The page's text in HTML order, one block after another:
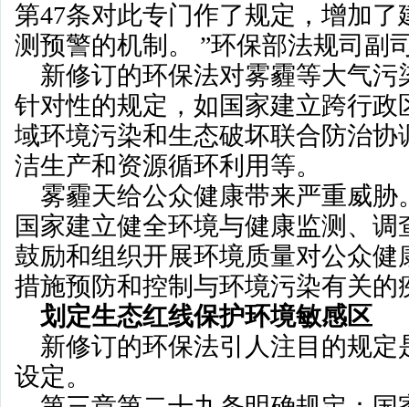
第47条对此专门作了规定，增加
测预警的机制。 ”环保部法规司副
新修订的环保法对雾霾等大气污
针对性的规定，如国家建立跨行政
域环境污染和生态破坏联合防治协
洁生产和资源循环利用等。
雾霾天给公众健康带来严重威胁
国家建立健全环境与健康监测、
鼓励和组织开展环境质量对公众健
措施预防和控制与环境污染有关的
划定生态红线保护环境敏感区
新修订的环保法引人注目的规定
设定。